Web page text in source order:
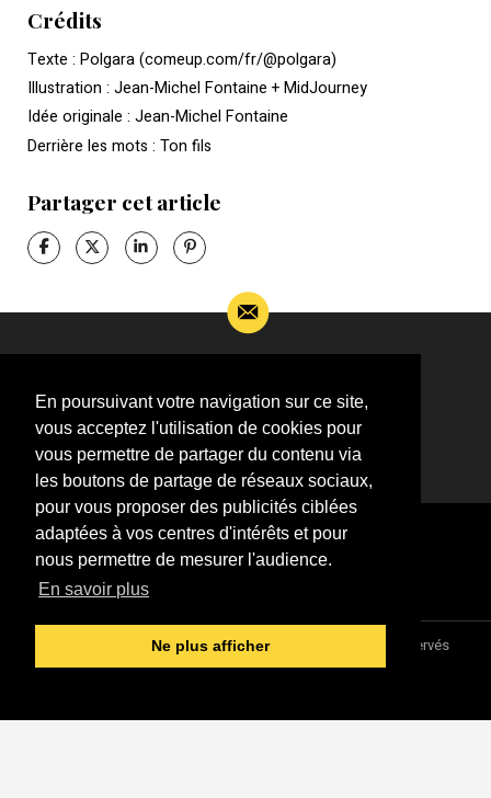
En poursuivant votre navigation sur ce site,
vous acceptez l'utilisation de cookies pour
vous permettre de partager du contenu via
les boutons de partage de réseaux sociaux,
pour vous proposer des publicités ciblées
adaptées à vos centres d'intérêts et pour
nous permettre de mesurer l'audience.
En savoir plus
Ne plus afficher
Crédits
Texte : Polgara (comeup.com/fr/@polgara)
Illustration : Jean-Michel Fontaine + MidJourney
Idée originale : Jean-Michel Fontaine
Derrière les mots : Ton fils
Partager cet article
complémentaires sur l’actualité de Jean-Jacques
Goldman,
ÉCRIVEZ-MOI !
Association "Parler d'sa vie" © 1997 - 2026 - Tous droits réservés